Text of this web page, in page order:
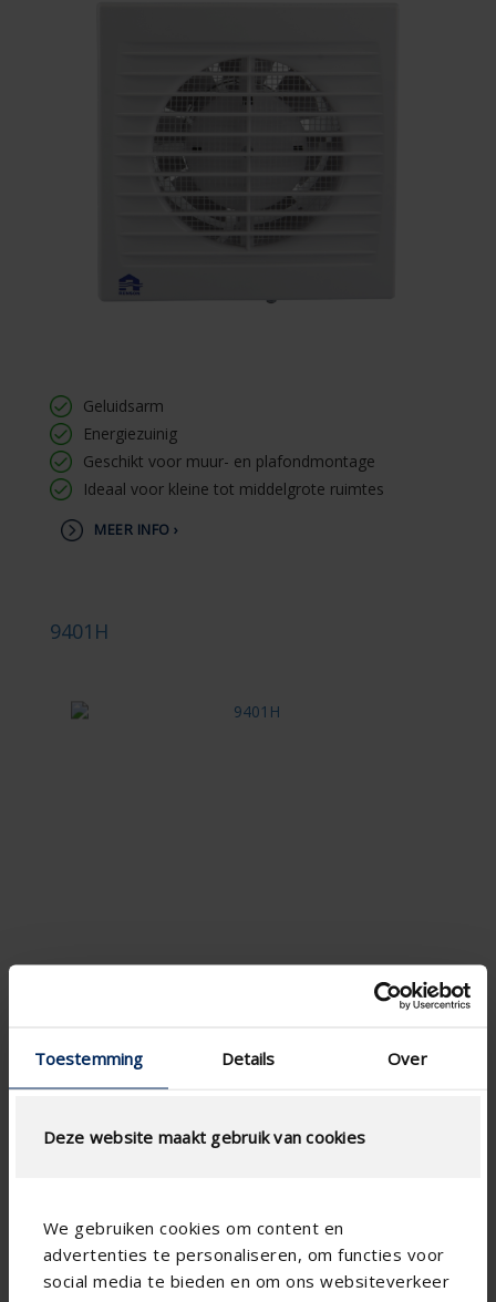
Toestemming Details Over
Deze website maakt gebruik van cookies
We gebruiken cookies om content en
advertenties te personaliseren, om functies voor
social media te bieden en om ons websiteverkeer
Geluidsarm
Energiezuinig
Geschikt voor muur- en plafondmontage
Ideaal voor kleine tot middelgrote ruimtes
MEER INFO ›
9401H
dia 100
Geschikt voor muur- en plafondmontage
Ideaal voor kleine tot middelgrote ruimtes